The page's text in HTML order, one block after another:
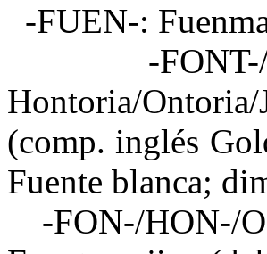
-FUEN-:
-FONT-/
Hontoria/
(comp. inglés
Fuente blanca;
-FON-/HON-/